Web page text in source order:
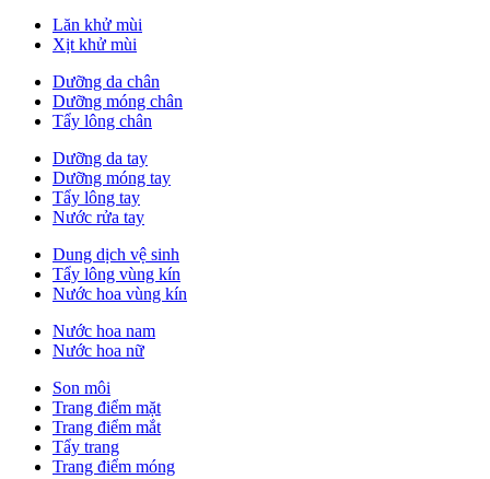
Lăn khử mùi
Xịt khử mùi
Dưỡng da chân
Dưỡng móng chân
Tẩy lông chân
Dưỡng da tay
Dưỡng móng tay
Tẩy lông tay
Nước rửa tay
Dung dịch vệ sinh
Tẩy lông vùng kín
Nước hoa vùng kín
Nước hoa nam
Nước hoa nữ
Son môi
Trang điểm mặt
Trang điểm mắt
Tẩy trang
Trang điểm móng